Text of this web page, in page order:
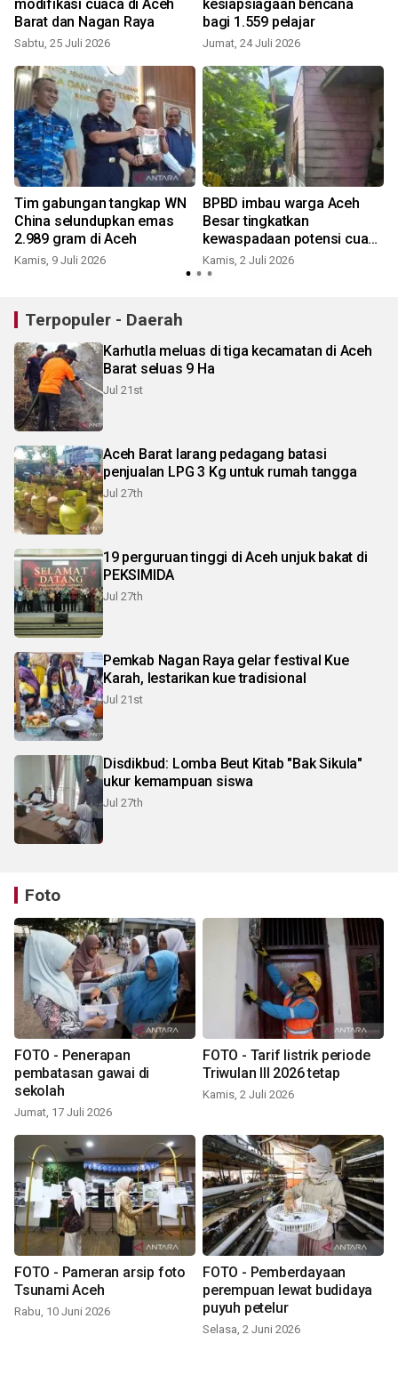
modifikasi cuaca di Aceh
Barat dan Nagan Raya
Sabtu, 25 Juli 2026
kesiapsiagaan bencana
bagi 1.559 pelajar
Jumat, 24 Juli 2026
Tim gabungan tangkap WN
China selundupkan emas
2.989 gram di Aceh
Kamis, 9 Juli 2026
BPBD imbau warga Aceh
Besar tingkatkan
kewaspadaan potensi cuaca
ekstrem
Kamis, 2 Juli 2026
Terpopuler - Daerah
Karhutla meluas di tiga kecamatan di Aceh
Barat seluas 9 Ha
Jul 21st
Aceh Barat larang pedagang batasi
penjualan LPG 3 Kg untuk rumah tangga
Jul 27th
19 perguruan tinggi di Aceh unjuk bakat di
PEKSIMIDA
Jul 27th
Pemkab Nagan Raya gelar festival Kue
Karah, lestarikan kue tradisional
Jul 21st
Disdikbud: Lomba Beut Kitab "Bak Sikula"
ukur kemampuan siswa
Jul 27th
Foto
FOTO - Penerapan
pembatasan gawai di
sekolah
Jumat, 17 Juli 2026
FOTO - Tarif listrik periode
Triwulan III 2026 tetap
Kamis, 2 Juli 2026
FOTO - Pameran arsip foto
Tsunami Aceh
Rabu, 10 Juni 2026
FOTO - Pemberdayaan
perempuan lewat budidaya
puyuh petelur
Selasa, 2 Juni 2026